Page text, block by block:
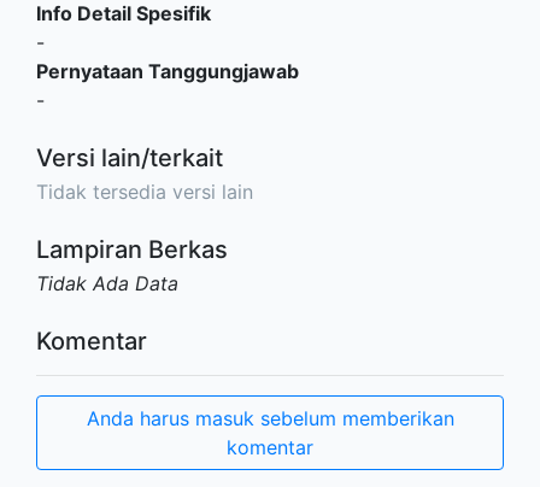
Info Detail Spesifik
-
Pernyataan Tanggungjawab
-
Versi lain/terkait
Tidak tersedia versi lain
Lampiran Berkas
Tidak Ada Data
Komentar
Anda harus masuk sebelum memberikan
komentar